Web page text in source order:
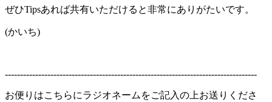
ぜひTipsあれば共有いただけると非常にありがたいです。
(かいち)
-----------------------------------------------------------------------------------
お便りはこちらにラジオネームをご記入の上お送りくださ